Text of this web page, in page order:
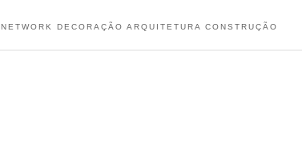
NETWORK DECORAÇÃO ARQUITETURA CONSTRUÇÃO